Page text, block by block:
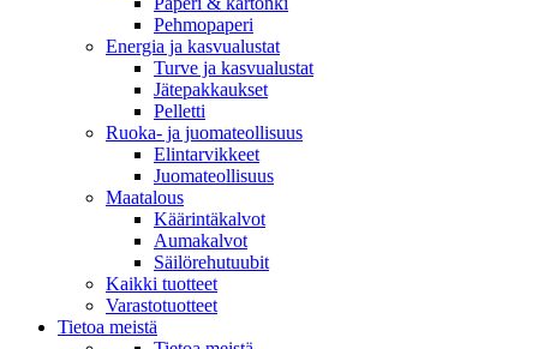
Pehmopaperi
Energia ja kasvualustat
Turve ja kasvualustat
Jätepakkaukset
Pelletti
Ruoka- ja juomateollisuus
Elintarvikkeet
Juomateollisuus
Maatalous
Käärintäkalvot
Aumakalvot
Säilörehutuubit
Kaikki tuotteet
Varastotuotteet
Tietoa meistä